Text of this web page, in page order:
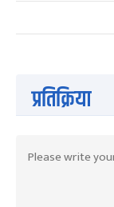
प्रतिक्रिया